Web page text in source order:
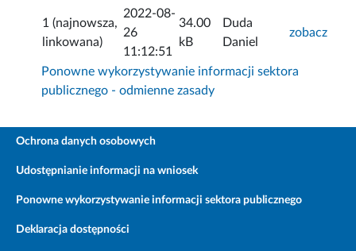
1 (najnowsza,
linkowana)
2022-08-
26
11:12:51
34.00
kB
Duda
Daniel
zobacz
Ponowne wykorzystywanie informacji sektora
publicznego - odmienne zasady
Ochrona danych osobowych
Udostępnianie informacji na wniosek
Ponowne wykorzystywanie informacji sektora publicznego
Deklaracja dostępności